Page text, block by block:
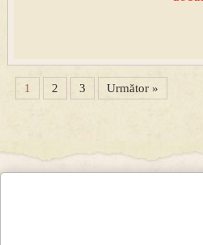
1 2 3 Următor »